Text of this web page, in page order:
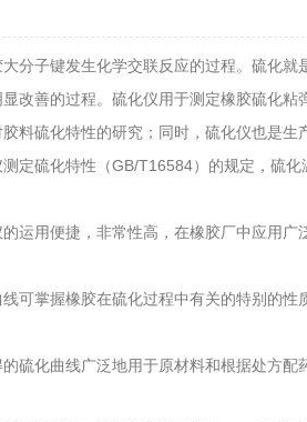
子键发生化学交联反应的过程。硫化就
改善的过程。硫化仪用于测定橡胶硫化
料硫化特性的研究；同时，硫化仪也是
定硫化特性（GB/T16584）的规定，硫
用便捷，非常性高，在橡胶厂中应用广
掌握橡胶在硫化过程中有关的特别的性
化曲线广泛地用于原材料和根据处方配